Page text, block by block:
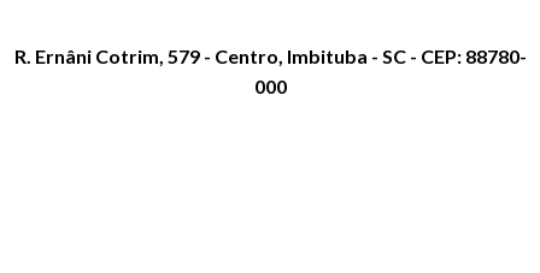
R. Ernâni Cotrim, 579 - Centro, Imbituba - SC - CEP: 88780-
000